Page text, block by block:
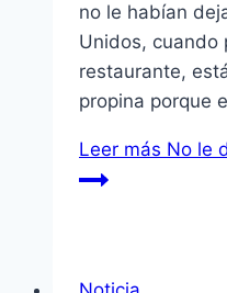
no le habían
Unidos, cuando
restaurante,
propina porque
Leer más No le